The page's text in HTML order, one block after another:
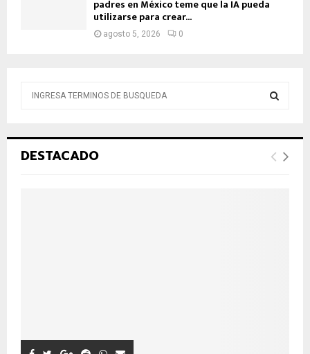
padres en México teme que la IA pueda
utilizarse para crear...
agosto 5, 2026 0
e
Ú
DESTACADO